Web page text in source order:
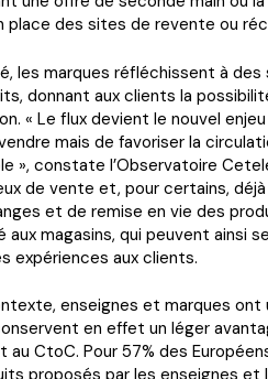
des sites de revente ou
les marques réfléchissent à
donnant aux clients la
« Le flux devient le nouvel
mais de favoriser la
», constate l’Observatoire
de vente et, pour certains,
et de remise en vie des
aux magasins, qui peuvent ainsi
expériences aux clients.
enseignes et marques ont
en effet un léger
au CtoC. Pour 57% des
proposés par les enseignes et